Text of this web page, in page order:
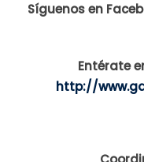
Síguenos en
Entérate
http://